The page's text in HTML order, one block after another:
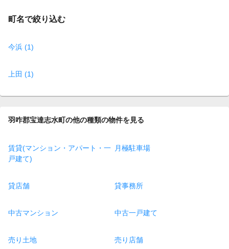
町名で絞り込む
今浜 (1)
上田 (1)
羽咋郡宝達志水町の他の種類の物件を見る
賃貸(マンション・アパート・一
戸建て)
月極駐車場
貸店舗 貸事務所
中古マンション 中古一戸建て
売り土地 売り店舗